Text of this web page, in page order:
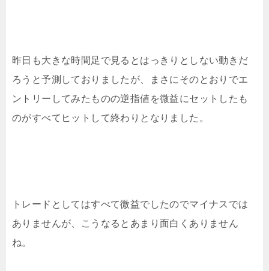
昨日も大きな時間足で見るとはっきりとしない動きだ
ろうと予測しておりましたが、まさにそのとおりでエ
ントリーしてみたものの逆指値を微益にセットしたも
のがすべてヒットして終わりとなりました。
トレードとしてはすべて微益でしたのでマイナスでは
ありませんが、こうなるとあまり面白くありません
ね。